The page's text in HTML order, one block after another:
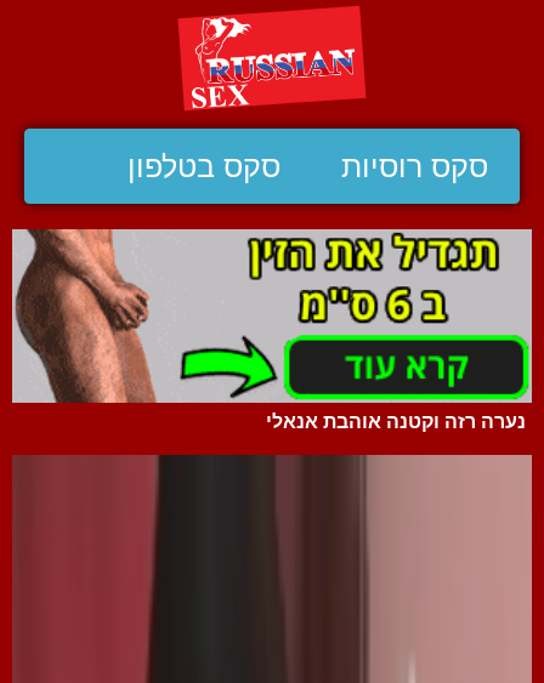
סקס רוסיות סקס בטלפון
נערה רזה וקטנה אוהבת אנאלי